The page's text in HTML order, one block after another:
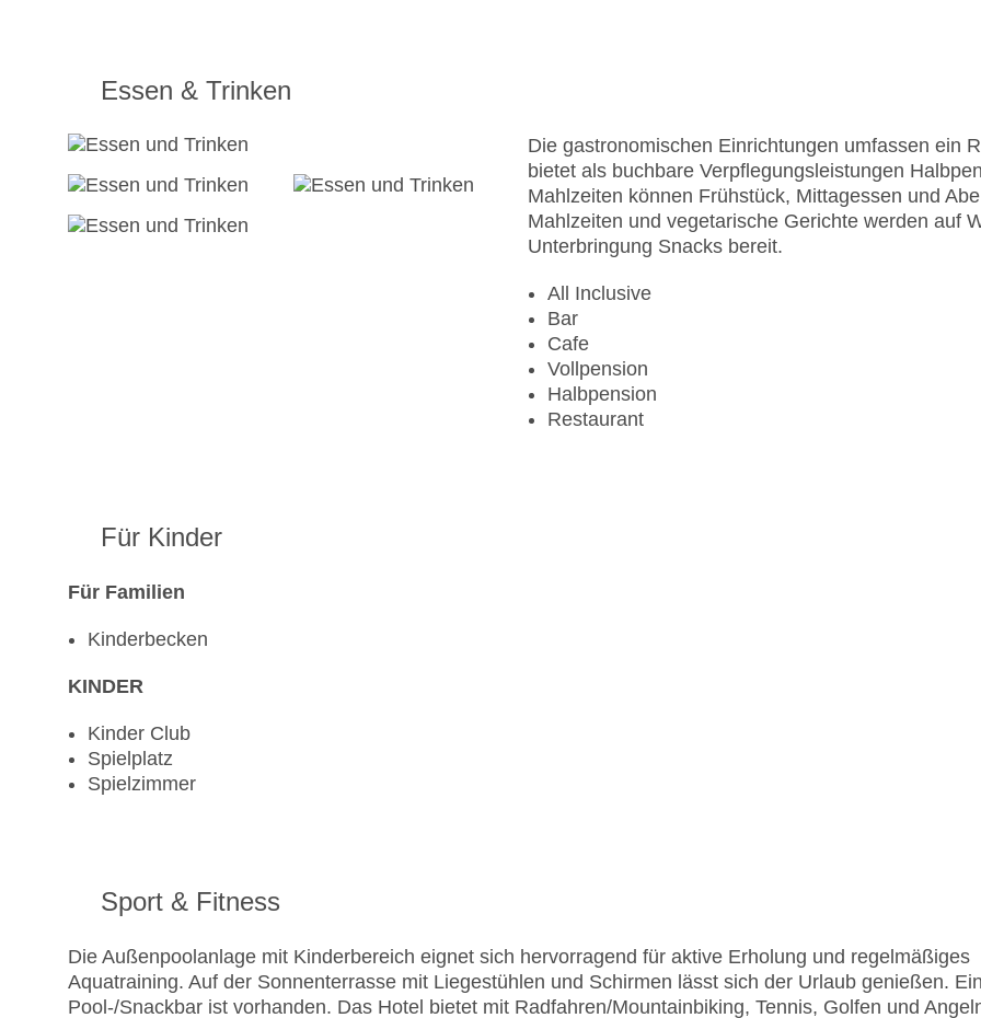
Essen & Trinken
Die gastronomischen Einrichtungen umfassen ein
bietet als buchbare Verpflegungsleistungen
Mahlzeiten können Frühstück, Mittagessen und
Mahlzeiten und vegetarische Gerichte werden auf
Unterbringung Snacks bereit.
All Inclusive
Bar
Cafe
Vollpension
Halbpension
Restaurant
Für Kinder
Für Familien
Kinderbecken
KINDER
Kinder Club
Spielplatz
Spielzimmer
Sport & Fitness
Die Außenpoolanlage mit Kinderbereich eignet sich hervorragend für aktive Erholung und regelmäßiges
Aquatraining. Auf der Sonnenterrasse mit Liegestühlen und Schirmen lässt sich der Urlaub genießen.
Pool-/Snackbar ist vorhanden. Das Hotel bietet mit Radfahren/Mountainbiking, Tennis, Golfen und